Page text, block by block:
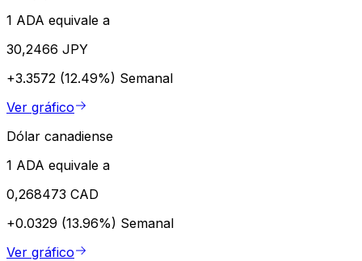
1 ADA equivale a
30,2466 JPY
+3.3572 (12.49%) Semanal
Ver gráfico
Dólar canadiense
1 ADA equivale a
0,268473 CAD
+0.0329 (13.96%) Semanal
Ver gráfico